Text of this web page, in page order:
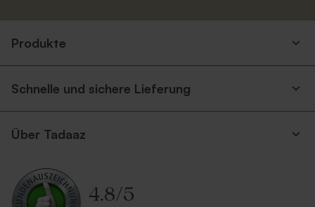
Umschlag in Weiß
Produkte
Schnelle und sichere Lieferung
Über Tadaaz
4.8/5